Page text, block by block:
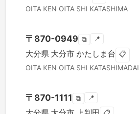
OITA KEN OITA SHI KATASHIMA
〒 870-0949 ⧉ 📍
大分県 大分市 かたしま台 📋
OITA KEN OITA SHI KATASHIMADAI
〒 870-1111 ⧉ 📍